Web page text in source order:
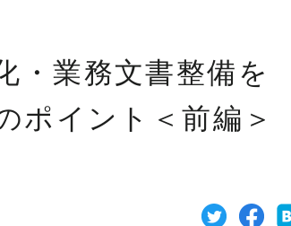
・業務文書整備を
ポイント＜前編＞